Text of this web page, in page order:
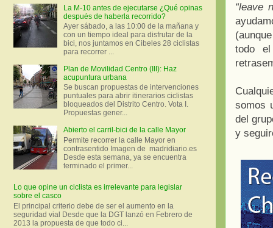
“leave
todo
somos
del
y
La M-10 antes de ejecutarse ¿Qué opinas
después de haberla recorrido?
Ayer sábado, a las 10:00 de la mañana y
con un tiempo ideal para disfrutar de la
bici, nos juntamos en Cibeles 28 ciclistas
para recorrer ...
Plan de Movilidad Centro (III): Haz
acupuntura urbana
Se buscan propuestas de intervenciones
puntuales para abrir itinerarios ciclistas
bloqueados del Distrito Centro. Vota I.
Propuestas gener...
Abierto el carril-bici de la calle Mayor
Permite recorrer la calle Mayor en
contrasentido Imagen de madridiario.es
Desde esta semana, ya se encuentra
terminado el primer...
Lo que opine un ciclista es irrelevante para legislar
sobre el casco
El principal criterio debe de ser el aumento en la
seguridad vial Desde que la DGT lanzó en Febrero de
2013 la propuesta de que todo ci...